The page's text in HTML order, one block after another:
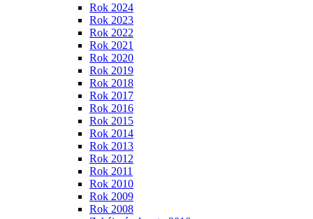
Rok 2024
Rok 2023
Rok 2022
Rok 2021
Rok 2020
Rok 2019
Rok 2018
Rok 2017
Rok 2016
Rok 2015
Rok 2014
Rok 2013
Rok 2012
Rok 2011
Rok 2010
Rok 2009
Rok 2008